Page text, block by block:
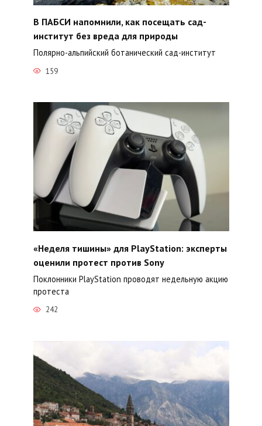
В ПАБСИ напомнили, как посещать сад-
институт без вреда для природы
Полярно-альпийский ботанический сад-институт
159
«Неделя тишины» для PlayStation: эксперты
оценили протест против Sony
Поклонники PlayStation проводят недельную акцию
протеста
242